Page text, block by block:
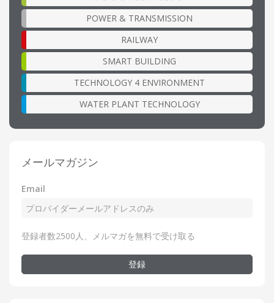
POWER & TRANSMISSION
RAILWAY
SMART BUILDING
TECHNOLOGY 4 ENVIRONMENT
WATER PLANT TECHNOLOGY
メールマガジン
Email
登録者数2500人、メルマガを無料で受け取る
登録